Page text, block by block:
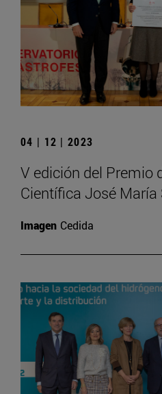
04 | 12 | 2023
V edición del Premio
Científica José María
Imagen Cedida